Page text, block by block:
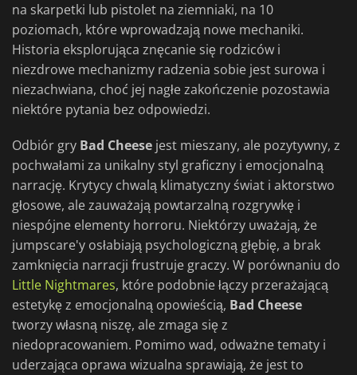
na skarpetki lub pistolet na ziemniaki, na 10
poziomach, które wprowadzają nowe mechaniki.
Historia eksplorująca znęcanie się rodziców i
niezdrowe mechanizmy radzenia sobie jest surowa i
niezachwiana, choć jej nagłe zakończenie pozostawia
niektóre pytania bez odpowiedzi.
Odbiór gry Bad Cheese jest mieszany, ale pozytywny, z
pochwałami za unikalny styl graficzny i emocjonalną
narrację. Krytycy chwalą klimatyczny świat i aktorstwo
głosowe, ale zauważają powtarzalną rozgrywkę i
niespójne elementy horroru. Niektórzy uważają, że
jumpscare'y osłabiają psychologiczną głębię, a brak
zamknięcia narracji frustruje graczy. W porównaniu do
Little Nightmares, które podobnie łączy przerażającą
estetykę z emocjonalną opowieścią, Bad Cheese
tworzy własną niszę, ale zmaga się z
niedopracowaniem. Pomimo wad, odważne tematy i
uderzająca oprawa wizualna sprawiają, że jest to